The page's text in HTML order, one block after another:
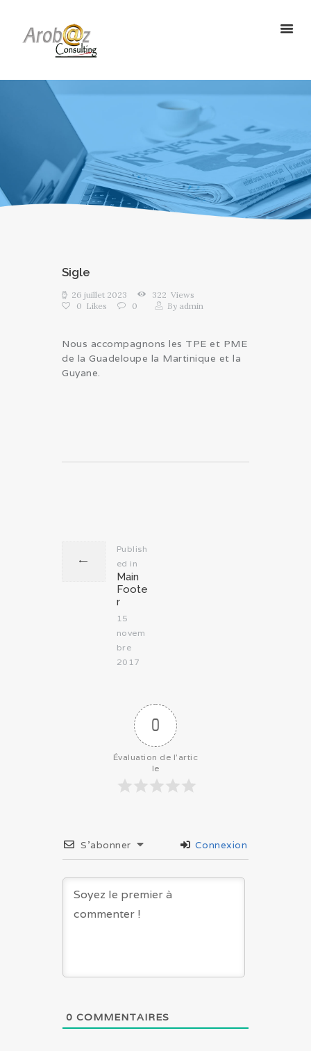
ArobazConsulting
Guadeloupe
ACCUEIL
NOS SOLUTIONS
RÉALISATIONS
L’AGENCE
LE BLOG
Sigle
26 juillet 2023 322 Views
0 Likes 0 By admin
Nous accompagnons les TPE et PME
de la Guadeloupe la Martinique et la
Guyane.
Publish
ed in
post:
Main
Foote
r
15
novem
bre
2017
0
Évaluation de l'artic
le
S’abonner Connexion
0 COMMENTAIRES